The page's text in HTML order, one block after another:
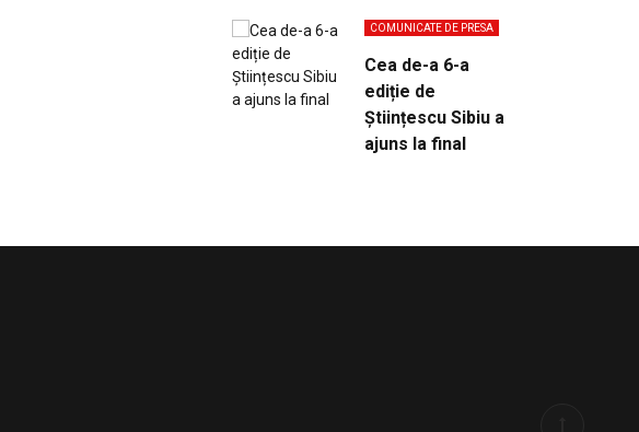
COMUNICATE DE PRESA
Cea de-a 6-a
ediție de
Științescu Sibiu a
ajuns la final